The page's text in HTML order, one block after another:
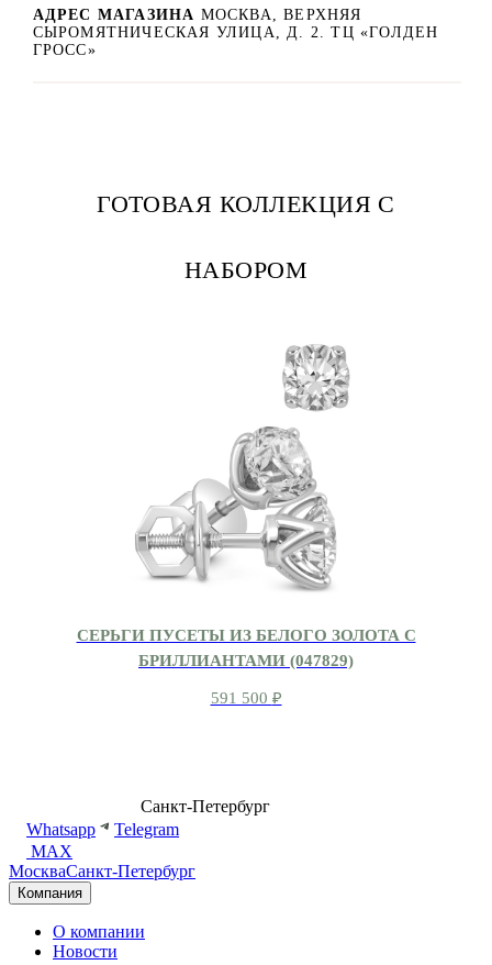
АДРЕС МАГАЗИНА МОСКВА, ВЕРХНЯЯ
СЫРОМЯТНИЧЕСКАЯ УЛИЦА, Д. 2. ТЦ «ГОЛДЕН
ГРОСС»
ГОТОВАЯ КОЛЛЕКЦИЯ С
НАБОРОМ
СЕРЬГИ ПУСЕТЫ ИЗ БЕЛОГО ЗОЛОТА С
БРИЛЛИАНТАМИ (047829)
591 500 ₽
Санкт-Петербург
Whatsapp
Telegram
MAX
МоскваСанкт-Петербург
Компания
О компании
Новости